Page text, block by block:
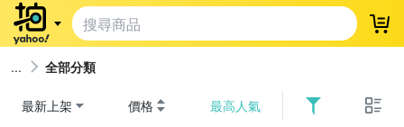
登
全部分類
最新上架 價格 最高人氣